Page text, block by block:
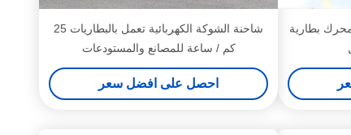
بطارية
شاحنة الشوكة الكهربائية تعمل بالبطاريات 25
كم / ساعة للمصانع والمستودعات
احصل على افضل سعر